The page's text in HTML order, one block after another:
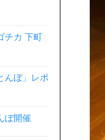
チカ 下町
んぼ」レポ
ぼ開催